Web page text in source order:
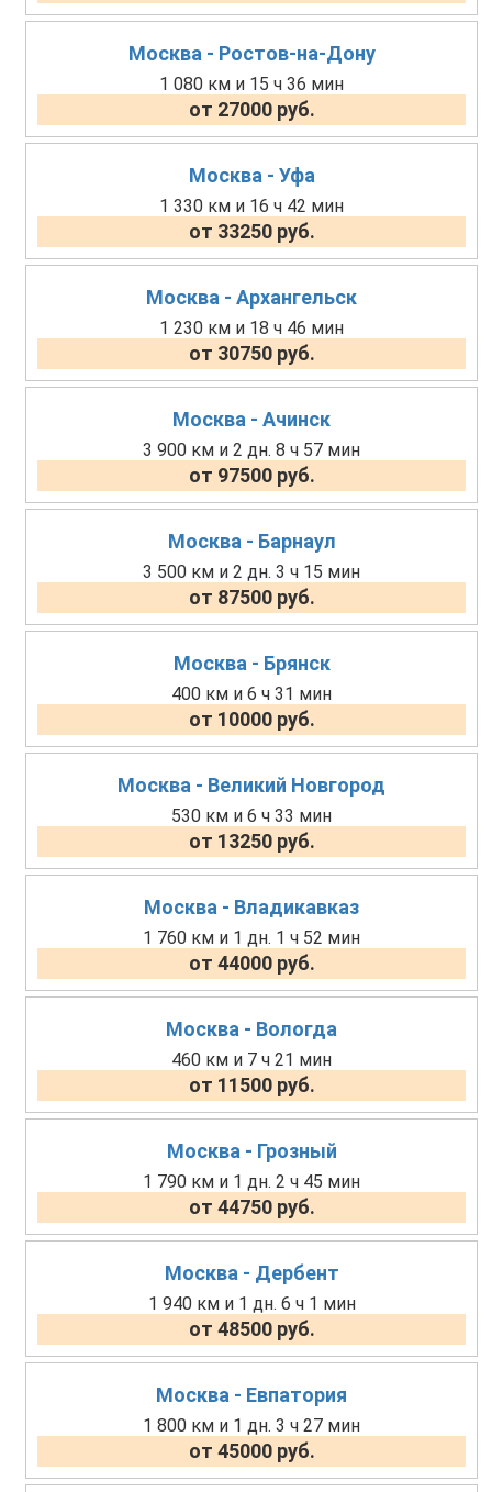
Москва - Ростов-на-Дону
1 080 км и 15 ч 36 мин
от 27000 руб.
Москва - Уфа
1 330 км и 16 ч 42 мин
от 33250 руб.
Москва - Архангельск
1 230 км и 18 ч 46 мин
от 30750 руб.
Москва - Ачинск
3 900 км и 2 дн. 8 ч 57 мин
от 97500 руб.
Москва - Барнаул
3 500 км и 2 дн. 3 ч 15 мин
от 87500 руб.
Москва - Брянск
400 км и 6 ч 31 мин
от 10000 руб.
Москва - Великий Новгород
530 км и 6 ч 33 мин
от 13250 руб.
Москва - Владикавказ
1 760 км и 1 дн. 1 ч 52 мин
от 44000 руб.
Москва - Вологда
460 км и 7 ч 21 мин
от 11500 руб.
Москва - Грозный
1 790 км и 1 дн. 2 ч 45 мин
от 44750 руб.
Москва - Дербент
1 940 км и 1 дн. 6 ч 1 мин
от 48500 руб.
Москва - Евпатория
1 800 км и 1 дн. 3 ч 27 мин
от 45000 руб.